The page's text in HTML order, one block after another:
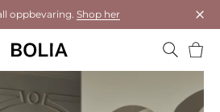
oppbevaring. Shop her